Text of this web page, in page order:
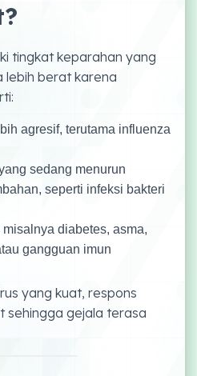
tingkat keparahan yang
lebih berat karena
agresif, terutama influenza
sedang menurun
seperti infeksi bakteri
diabetes, asma,
gangguan imun
yang kuat, respons
sehingga gejala terasa